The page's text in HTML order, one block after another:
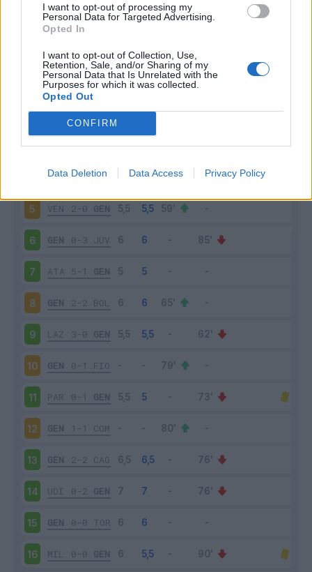
I want to opt-out of processing my
Personal Data for Targeted Advertising.
Opted In
I want to opt-out of Collection, Use,
Retention, Sale, and/or Sharing of my
Personal Data that Is Unrelated with the
Purposes for which it was collected.
Opted Out
CONFIRM
Data Deletion Data Access Privacy Policy
Scarica riepilogo
stagionale
Scarica
Giornata VotoFV EntratoUscito Bonus/Malus
GEN 2-2 INT
2 MON 0-1 GEN
3 GEN 0-2 VER
GEN 1-1 ROM
5 VEN 2-0 GEN
6 GEN 0-3 JUV
7 ATA 5-1 GEN
8 GEN 2-2 BOL
9 LAZ 3-0 GEN
10 GEN 0-1 FIO
11 PAR 0-1 GEN
12 GEN 1-1 COM
13 GEN 2-2 CAG
14 UDI 0-2 GEN
15 GEN 0-0 TOR
16 MIL 0-0 GEN